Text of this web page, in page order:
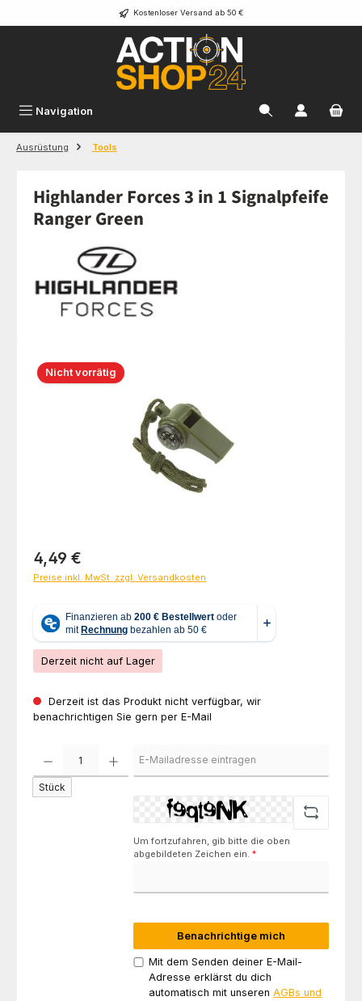
Zum Hauptinhalt springen Kostenloser Versand ab 50 €
Navigation
Ausrüstung Tools
Highlander Forces 3 in 1 Signalpfeife
Ranger Green
Bildergalerie überspringen
Nicht vorrätig
Regulärer Preis:
4,49 €
Preise inkl. MwSt. zzgl. Versandkosten
Derzeit nicht auf Lager
Derzeit ist das Produkt nicht verfügbar, wir
benachrichtigen Sie gern per E-Mail
Stück
Um fortzufahren, gib bitte die oben
abgebildeten Zeichen ein.*
Benachrichtige mich
Mit dem Senden deiner E-Mail-
Adresse erklärst du dich
automatisch mit unserenAGBs und